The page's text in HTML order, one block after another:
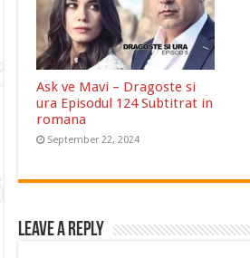
Ask ve Mavi – Dragoste si
ura Episodul 124 Subtitrat in
romana
September 22, 2024
Leave a Reply